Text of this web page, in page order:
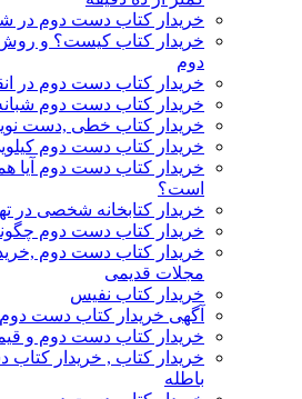
خریدار کتاب دست دوم در
خریدار کتاب کیست؟ و
دوم
خریدار کتاب دست دوم در
خریدار کتاب دست دوم
خریدار کتاب خطی ,دست
خریدار کتاب دست دوم
خریدار کتاب دست دوم آیا
است؟
خریدار کتابخانه شخصی در
خریدار کتاب دست دوم
خریدار کتاب دست دوم
مجلات قدیمی
خریدار کتاب نفیس
آگهی خریدار کتاب دست دوم
خریدار کتاب دست دوم و
خریدار کتاب , خریدار
باطله